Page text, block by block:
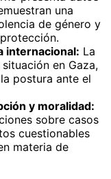
una
de género y
internacional: La
en Gaza,
postura ante el
y moralidad:
sobre casos
cuestionables
materia de